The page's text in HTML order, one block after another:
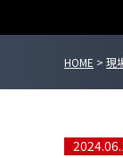
HOME > 現